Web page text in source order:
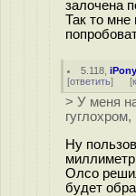
залочена
Так то мне
5.118 ,
[ответить] [
> У меня
Ну
Олсо
будет